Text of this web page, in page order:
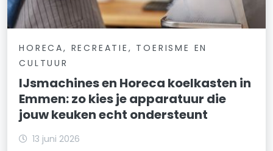
HORECA, RECREATIE, TOERISME EN
CULTUUR
IJsmachines en Horeca koelkasten in
Emmen: zo kies je apparatuur die
jouw keuken echt ondersteunt
13 juni 2026